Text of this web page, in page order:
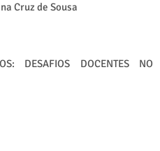
Cruz de Sousa
DESAFIOS DOCENTES NO